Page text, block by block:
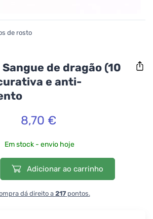
de rosto
de dragão (10
e anti-
8,70 €
Em stock - envio hoje
Adicionar ao carrinho
dá direito a 217pontos.